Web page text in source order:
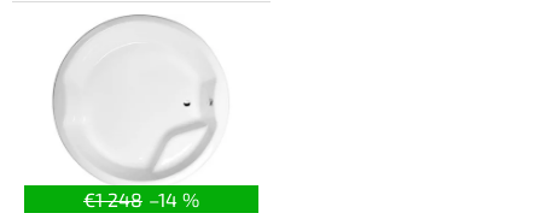
€1 248 –14 %